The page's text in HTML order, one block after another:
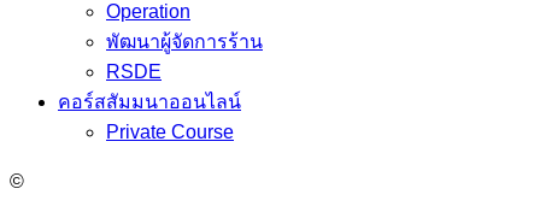
Operation
พัฒนาผู้จัดการร้าน
RSDE
คอร์สสัมมนาออนไลน์
Private Course
©